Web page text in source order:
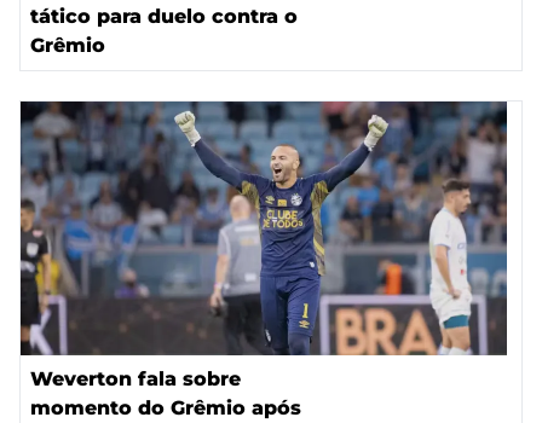
tático para duelo contra o
Grêmio
Weverton fala sobre
momento do Grêmio após